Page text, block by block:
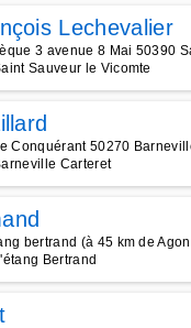
Lechevalier
3 avenue 8 Mai 50390
Sauveur le Vicomte
Conquérant 50270
Carteret
bertrand (à 45 km de
Bertrand